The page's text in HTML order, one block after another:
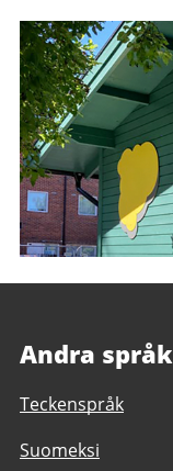
Andra språk
Teckenspråk
Suomeksi